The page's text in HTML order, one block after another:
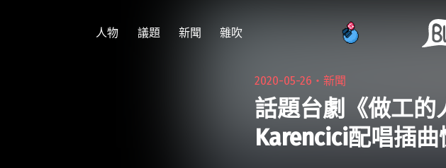
人物 議題 新聞 雜吹
2020-05-26・新聞
話題台劇《做工的
Karencici配唱插